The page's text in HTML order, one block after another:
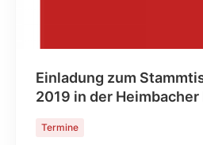
Einladung zum
2019 in der Heimbacher
Termine